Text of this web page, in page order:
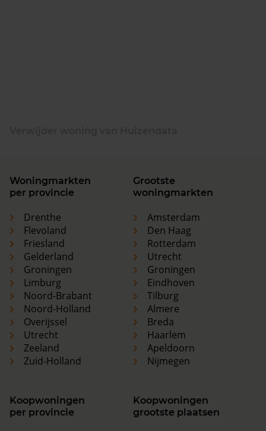
Woningmarkten
per provincie
Drenthe
Flevoland
Friesland
Gelderland
Groningen
Limburg
Noord-Brabant
Noord-Holland
Overijssel
Utrecht
Zeeland
Zuid-Holland
Grootste
woningmarkten
Amsterdam
Den Haag
Rotterdam
Utrecht
Groningen
Eindhoven
Tilburg
Almere
Breda
Haarlem
Apeldoorn
Nijmegen
Koopwoningen
per provincie
Koopwoningen
grootste plaatsen